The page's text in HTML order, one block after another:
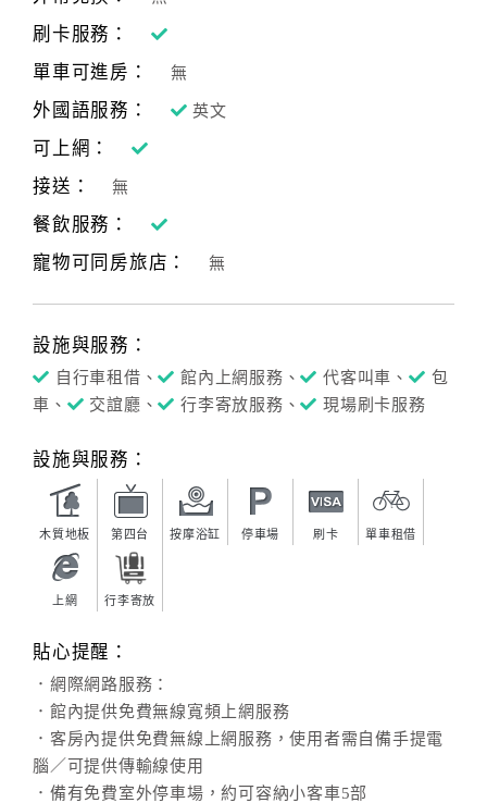
刷卡服務：
單車可進房：
無
外國語服務： 英文
可上網：
接送：
無
餐飲服務：
寵物可同房旅店：
無
設施與服務：
自行車租借、 館內上網服務、 代客叫車、
包
車、
交誼廳、 行李寄放服務、 現場刷卡服務
設施與服務：
木質地板 第四台 按摩浴缸 停車場 刷卡 單車租借
上網 行李寄放
貼心提醒：
．網際網路服務：
．館內提供免費無線寬頻上網服務
．客房內提供免費無線上網服務，使用者需自備手提電
腦／可提供傳輸線使用
．備有免費室外停車場，約可容納小客車5部